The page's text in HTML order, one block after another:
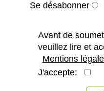
Se désabonner
Avant de
veuillez lire et
Mentions
J'accepte: